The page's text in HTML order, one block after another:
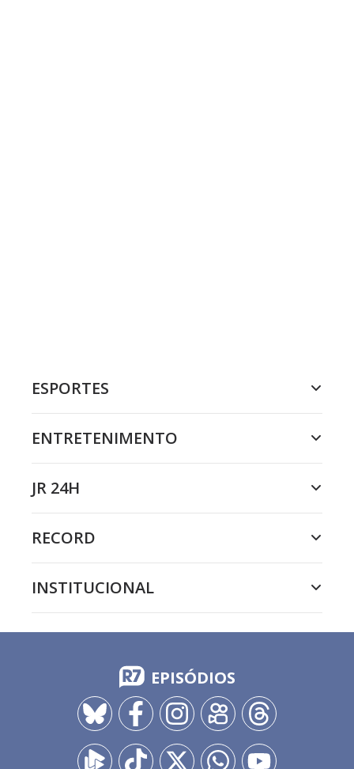
ESPORTES
ENTRETENIMENTO
JR 24H
RECORD
INSTITUCIONAL
EPISÓDIOS